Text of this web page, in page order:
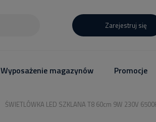
Zarejestruj się
Wyposażenie magazynów Promocje
ŚWIETLÓWKA LED SZKLANA T8 60cm 9W 230V